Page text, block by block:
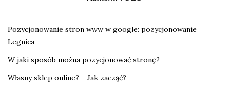
Pozycjonowanie stron www w google: pozycjonowanie
Legnica
W jaki sposób można pozycjonować stronę?
Własny sklep online? – Jak zacząć?